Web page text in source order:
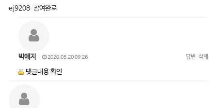
ej9208 참여완료
박애지 2020.05.20 09:26 답변 삭제
댓글내용 확인